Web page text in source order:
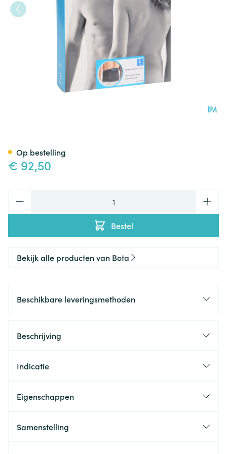
€ 92,50
Bestel
Op bestelling
Bekijk alle producten van Bota
Beschikbare leveringsmethoden
Beschrijving
Indicatie
Eigenschappen
Samenstelling